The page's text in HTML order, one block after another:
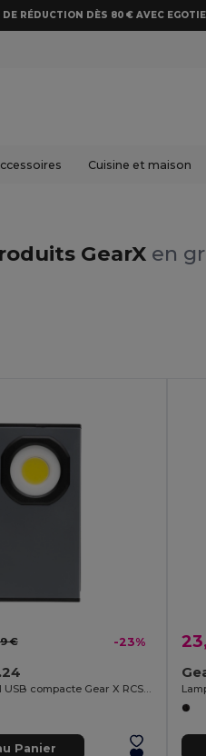
RÉDUCTION DÈS 80 € AVEC
Cuisine et maison
GearX en
€ -23%
Lampe de travail USB compacte Gear X RCS en plastique recyclé 260 lumens
Panier